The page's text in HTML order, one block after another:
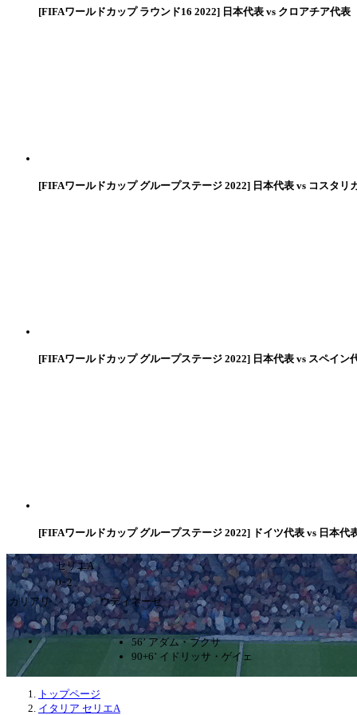
[FIFAワールドカップ ラウンド16 2022] 日本代表 vs クロアチア代表
[FIFAワールドカップ グループステージ 2022] 日本代表 vs コスタリ
[FIFAワールドカップ グループステージ 2022] 日本代表 vs スペイン
[FIFAワールドカップ グループステージ 2022] ドイツ代表 vs 日本代
セリエA
0ｰ2
カリアリ
ウディネーゼ
56’ アダム・ブクサ
90+6’ イドリッサ・ゲイェ
トップページ
イタリア セリエA